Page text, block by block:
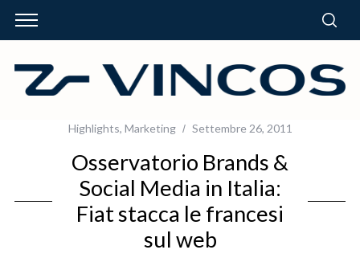
Highlights, Marketing Settembre 26, 2011
Osservatorio Brands &
Social Media in Italia:
Fiat stacca le francesi
sul web